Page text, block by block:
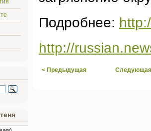
Подробнее:
http://
< Предыдущая